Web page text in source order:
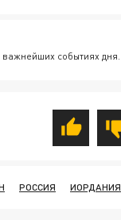
важнейших событиях дня.
РОССИЯ ИОРДАНИЯ